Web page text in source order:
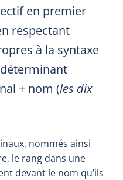
en premier
respectant
à la syntaxe
déterminant
+ nom (les dix
nommés ainsi
le rang dans une
devant le nom qu’ils